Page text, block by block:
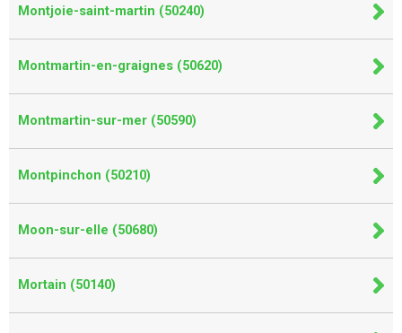
Montjoie-saint-martin (50240)
Montmartin-en-graignes (50620)
Montmartin-sur-mer (50590)
Montpinchon (50210)
Moon-sur-elle (50680)
Mortain (50140)